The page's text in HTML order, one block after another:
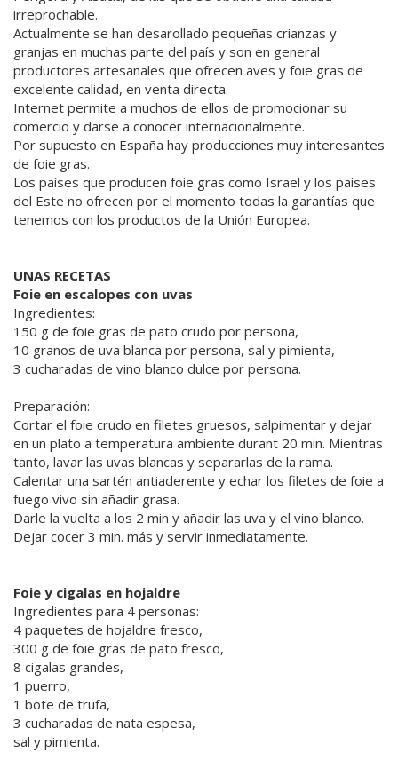
irreprochable.
Actualmente se han desarollado pequeñas crianzas y
granjas en muchas parte del país y son en general
productores artesanales que ofrecen aves y foie gras de
excelente calidad, en venta directa.
Internet permite a muchos de ellos de promocionar su
comercio y darse a conocer internacionalmente.
Por supuesto en España hay producciones muy interesantes
de foie gras.
Los países que producen foie gras como Israel y los países
del Este no ofrecen por el momento todas la garantías que
tenemos con los productos de la Unión Europea.
UNAS RECETAS
Foie en escalopes con uvas
Ingredientes:
150 g de foie gras de pato crudo por persona,
10 granos de uva blanca por persona, sal y pimienta,
3 cucharadas de vino blanco dulce por persona.
Preparación:
Cortar el foie crudo en filetes gruesos, salpimentar y dejar
en un plato a temperatura ambiente durant 20 min. Mientras
tanto, lavar las uvas blancas y separarlas de la rama.
Calentar una sartén antiaderente y echar los filetes de foie a
fuego vivo sin añadir grasa.
Darle la vuelta a los 2 min y añadir las uva y el vino blanco.
Dejar cocer 3 min. más y servir inmediatamente.
Foie y cigalas en hojaldre
Ingredientes para 4 personas:
4 paquetes de hojaldre fresco,
300 g de foie gras de pato fresco,
8 cigalas grandes,
1 puerro,
1 bote de trufa,
3 cucharadas de nata espesa,
sal y pimienta.